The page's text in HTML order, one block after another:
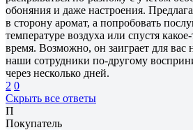
обоняния и даже настроения.
в сторону аромат, а попробовать
температуре воздуха или спустя
время. Возможно, он заиграет для
наши сотрудники по-другому
через несколько дней.
2 0
Скрыть все ответы
П
Покупатель